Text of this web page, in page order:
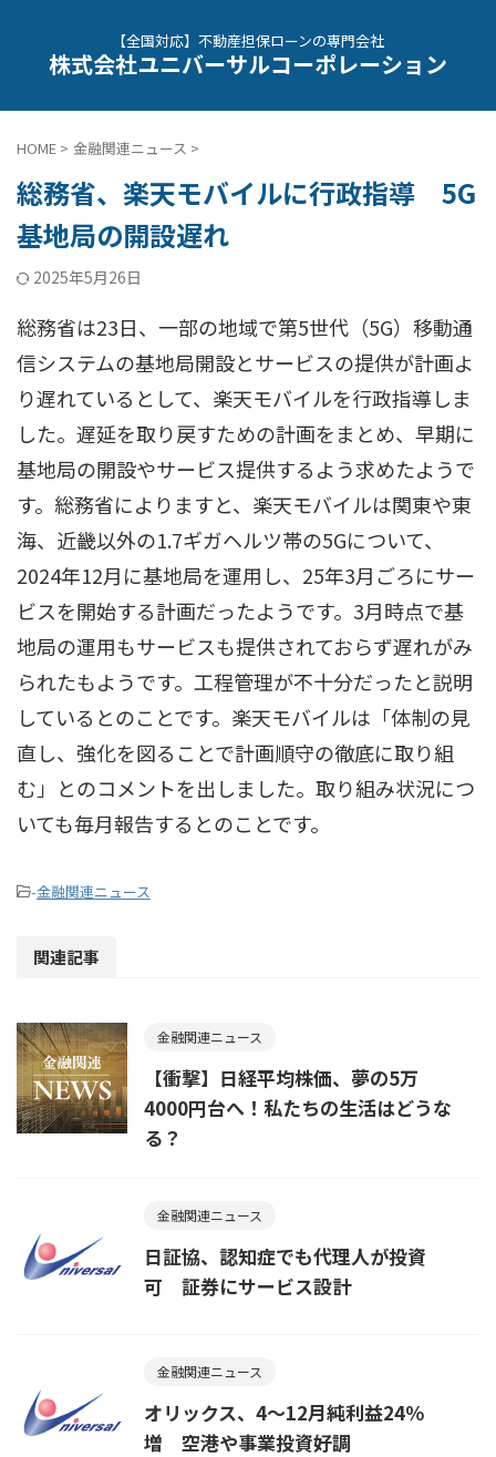
【全国対応】不動産担保ローンの専門会社
株式会社ユニバーサルコーポレーション
HOME > 金融関連ニュース >
総務省、楽天モバイルに行政指導 5G
基地局の開設遅れ
2025年5月26日
総務省は23日、一部の地域で第5世代（5G）移動通
信システムの基地局開設とサービスの提供が計画よ
り遅れているとして、楽天モバイルを行政指導しま
した。遅延を取り戻すための計画をまとめ、早期に
基地局の開設やサービス提供するよう求めたようで
す。総務省によりますと、楽天モバイルは関東や東
海、近畿以外の1.7ギガヘルツ帯の5Gについて、
2024年12月に基地局を運用し、25年3月ごろにサー
ビスを開始する計画だったようです。3月時点で基
地局の運用もサービスも提供されておらず遅れがみ
られたもようです。工程管理が不十分だったと説明
しているとのことです。楽天モバイルは「体制の見
直し、強化を図ることで計画順守の徹底に取り組
む」とのコメントを出しました。取り組み状況につ
いても毎月報告するとのことです。
-金融関連ニュース
関連記事
金融関連ニュース
【衝撃】日経平均株価、夢の5万
4000円台へ！私たちの生活はどうな
る？
金融関連ニュース
日証協、認知症でも代理人が投資
可 証券にサービス設計
金融関連ニュース
オリックス、4〜12月純利益24％
増 空港や事業投資好調